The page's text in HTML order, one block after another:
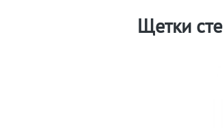
Щетки